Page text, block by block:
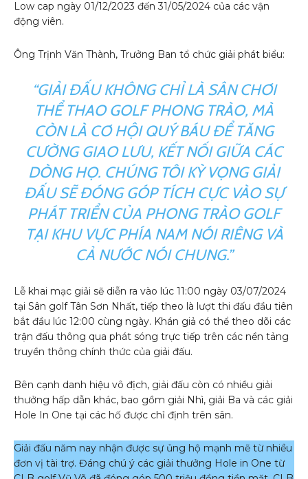
Low cap ngày 01/12/2023 đến 31/05/2024 của các vận
động viên.
Ông Trịnh Văn Thành, Trưởng Ban tổ chức giải phát biểu:
“GIẢI ĐẤU KHÔNG CHỈ LÀ SÂN CHƠI
THỂ THAO GOLF PHONG TRÀO, MÀ
CÒN LÀ CƠ HỘI QUÝ BÁU ĐỂ TĂNG
CƯỜNG GIAO LƯU, KẾT NỐI GIỮA CÁC
DÒNG HỌ. CHÚNG TÔI KỲ VỌNG GIẢI
ĐẤU SẼ ĐÓNG GÓP TÍCH CỰC VÀO SỰ
PHÁT TRIỂN CỦA PHONG TRÀO GOLF
TẠI KHU VỰC PHÍA NAM NÓI RIÊNG VÀ
CẢ NƯỚC NÓI CHUNG.”
Lễ khai mạc giải sẽ diễn ra vào lúc 11:00 ngày 03/07/2024
tại Sân golf Tân Sơn Nhất, tiếp theo là lượt thi đấu đầu tiên
bắt đầu lúc 12:00 cùng ngày. Khán giả có thể theo dõi các
trận đấu thông qua phát sóng trực tiếp trên các nền tảng
truyền thông chính thức của giải đấu.
Bên cạnh danh hiệu vô địch, giải đấu còn có nhiều giải
thưởng hấp dẫn khác, bao gồm giải Nhì, giải Ba và các giải
Hole In One tại các hố được chỉ định trên sân.
Giải đấu năm nay nhận được sự ủng hộ mạnh mẽ từ nhiều
đơn vị tài trợ. Đáng chú ý các giải thưởng Hole in One từ